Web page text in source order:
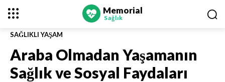
Memorial
Sağlık
SAĞLIKLI YAŞAM
Araba Olmadan Yaşamanın
Sağlık ve Sosyal Faydaları